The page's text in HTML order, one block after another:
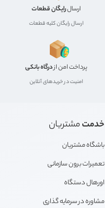
ارسالرایگان قطعات
ارسال رایگان کلیه قطعات
پرداخت امن ازدرگاه بانکی
امنیت در خریدهای آنلاین
خدمتمشتریان
باشگاه مشتریان
تعمیرات برون سازمانی
اورهال دستگاه
مشاوره در سرمایه گذاری